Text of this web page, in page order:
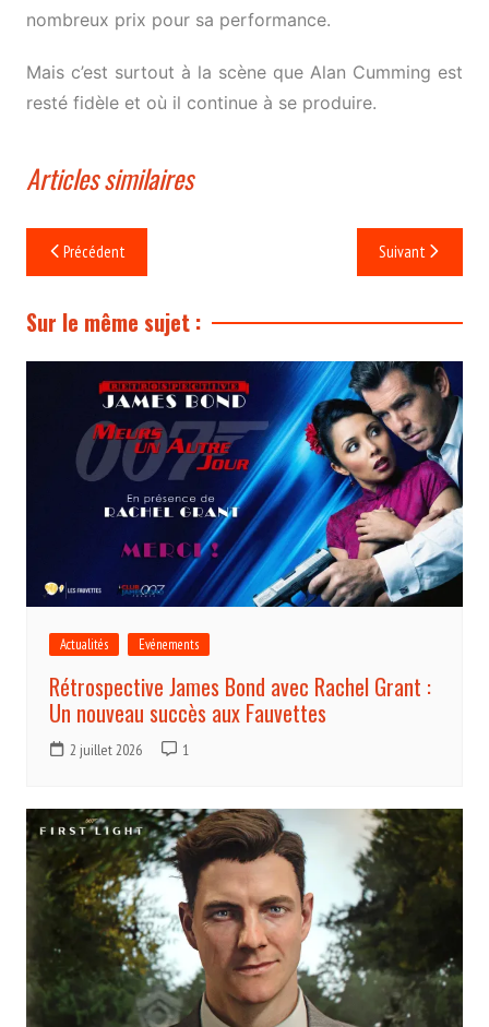
nombreux prix pour sa performance.
Mais c’est surtout à la scène que Alan Cumming est
resté fidèle et où il continue à se produire.
Articles similaires
Navigation
de
l’article
Précédent Suivant
Sur le même sujet :
Actualités Evénements
Rétrospective James Bond avec Rachel Grant :
Un nouveau succès aux Fauvettes
2 juillet 2026 1